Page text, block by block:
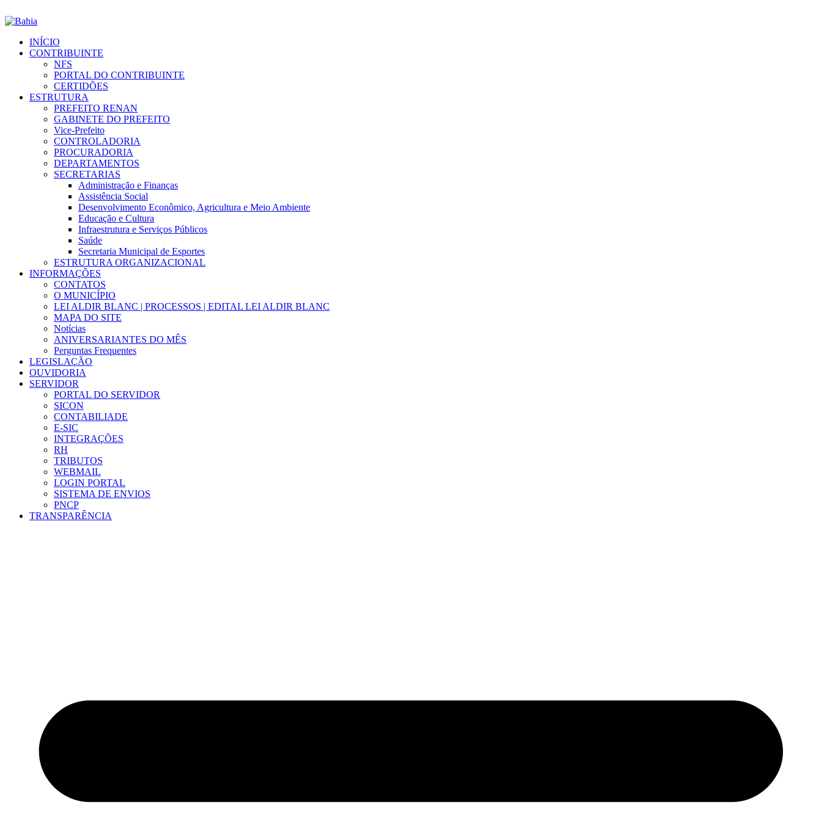
INÍCIO
CONTRIBUINTE
NFS
PORTAL DO CONTRIBUINTE
CERTIDÕES
ESTRUTURA
PREFEITO RENAN
GABINETE DO PREFEITO
Vice-Prefeito
CONTROLADORIA
PROCURADORIA
DEPARTAMENTOS
SECRETARIAS
Administração e Finanças
Assistência Social
Desenvolvimento Econômico, Agricultura e Meio Ambiente
Educação e Cultura
Infraestrutura e Serviços Públicos
Saúde
Secretaria Municipal de Esportes
ESTRUTURA ORGANIZACIONAL
INFORMAÇÕES
CONTATOS
O MUNICÍPIO
LEI ALDIR BLANC | PROCESSOS | EDITAL LEI ALDIR BLANC
MAPA DO SITE
Notícias
ANIVERSARIANTES DO MÊS
Perguntas Frequentes
LEGISLAÇÃO
OUVIDORIA
SERVIDOR
PORTAL DO SERVIDOR
SICON
CONTABILIADE
E-SIC
INTEGRAÇÕES
RH
TRIBUTOS
WEBMAIL
LOGIN PORTAL
SISTEMA DE ENVIOS
PNCP
TRANSPARÊNCIA